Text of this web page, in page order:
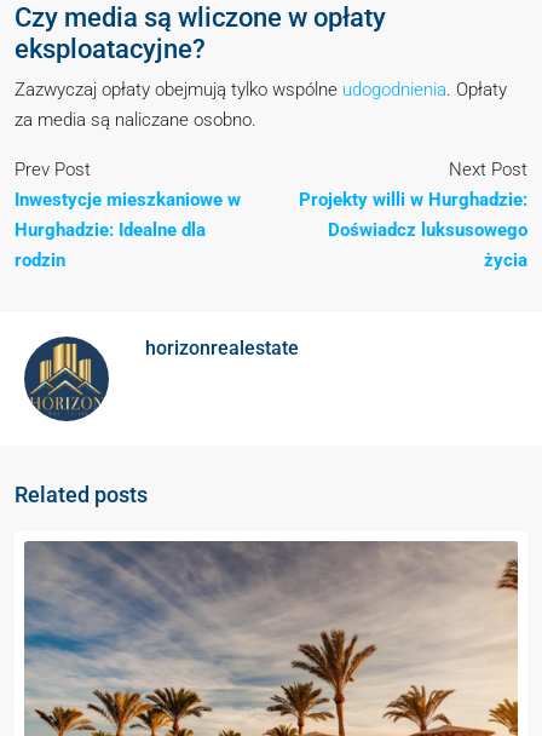
Czy media są wliczone w opłaty
eksploatacyjne?
Zazwyczaj opłaty obejmują tylko wspólne udogodnienia . Opłaty
za media są naliczane osobno.
Prev Post
Inwestycje mieszkaniowe w
Hurghadzie: Idealne dla
rodzin
Next Post
Projekty willi w Hurghadzie:
Doświadcz luksusowego
życia
horizonrealestate
Related posts